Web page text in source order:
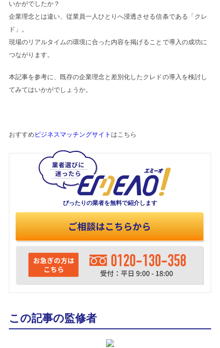
いかがでしたか？
企業理念とは違い、従業員一人ひとりへ浸透させる信条である「クレ
ド」。
現場のリアルタイムの環境に合った内容を掲げることで導入の成功に
つながります。
本記事を参考に、既存の企業理念と差別化したクレドの導入を検討し
てみてはいかがでしょうか。
おすすめ ビジネスマッチングサイト はこちら
ぴったりの業者を無料で紹介します
この記事の監修者